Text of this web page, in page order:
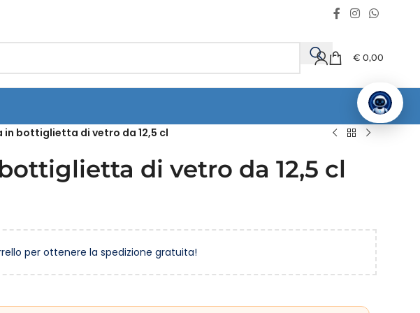
€ 0,00
in bottiglietta di vetro da 12,5 cl
di vetro da 12,5 cl
per ottenere la spedizione gratuita!